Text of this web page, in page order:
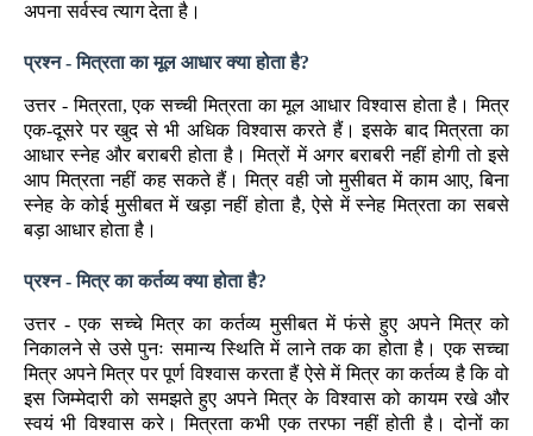
अपना सर्वस्व त्याग देता है।
प्रश्न - मित्रता का मूल आधार क्या होता है?
उत्तर - मित्रता, एक सच्ची मित्रता का मूल आधार विश्वास होता है। मित्र
एक-दूसरे पर खुद से भी अधिक विश्वास करते हैं। इसके बाद मित्रता का
आधार स्नेह और बराबरी होता है। मित्रों में अगर बराबरी नहीं होगी तो इसे
आप मित्रता नहीं कह सकते हैं। मित्र वही जो मुसीबत में काम आए, बिना
स्नेह के कोई मुसीबत में खड़ा नहीं होता है, ऐसे में स्नेह मित्रता का सबसे
बड़ा आधार होता है।
प्रश्न - मित्र का कर्तव्य क्या होता है?
उत्तर - एक सच्चे मित्र का कर्तव्य मुसीबत में फंसे हुए अपने मित्र को
निकालने से उसे पुनः समान्य स्थिति में लाने तक का होता है। एक सच्चा
मित्र अपने मित्र पर पूर्ण विश्वास करता हैं ऐसे में मित्र का कर्तव्य है कि वो
इस जिम्मेदारी को समझते हुए अपने मित्र के विश्वास को कायम रखे और
स्वयं भी विश्वास करे। मित्रता कभी एक तरफा नहीं होती है। दोनों का